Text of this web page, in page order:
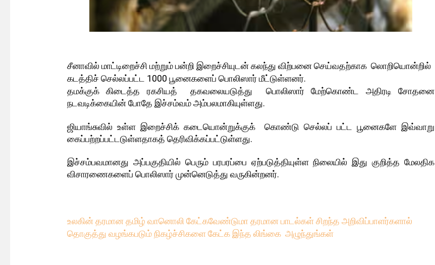
சீனாவில் மாட்டிறைச்சி மற்றும் பன்றி இறைச்சியுடன் கலந்து விற்பனை செய்வதற்காக லொறியொன்றில்
கடத்திச் செல்லப்பட்ட 1000 பூனைகளைப் பொலிஸார் மீட்டுள்ளனர்.
தமக்குக் கிடைத்த ரகசியத் தகவலையடுத்து பொலிஸார் மேற்கொண்ட அதிரடி சோதனை
நடவடிக்கையின் போதே இச்சம்வம் அம்பலமாகியுள்ளது.
ஜியாங்சுவில் உள்ள இறைச்சிக் கடையொன்றுக்குக் கொண்டு செல்லப் பட்ட பூனைகளே இவ்வாறு
கைப்பற்றப்பட்டடுள்ளதாகத் தெரிவிக்கப்பட்டுள்ளது.
இச்சம்பவமானது அப்பகுதியில் பெரும் பரபரப்பை ஏற்படுத்தியுள்ள நிலையில் இது குறித்த மேலதிக
விசாரணைகளைப் பொலிஸார் முன்னெடுத்து வருகின்றனர்.
உலகின் தரமான தமிழ் வானொலி கேட்கவேண்டுமா தரமான பாடல்கள் சிறந்த அறிவிப்பாளர்களால்
தொகுத்து வழங்கபடும் நிகழ்ச்சிகளை கேட்க இந்த லிங்கை அழுந்துங்கள்